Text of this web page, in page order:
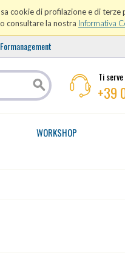
cookie di profilazione e di terze
consultare la nostra Informativa
Ti
+39
WORKSHOP